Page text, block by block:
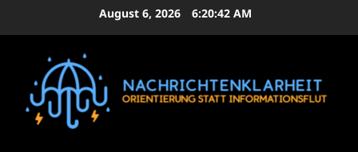
August 6, 2026 6:20:42 AM